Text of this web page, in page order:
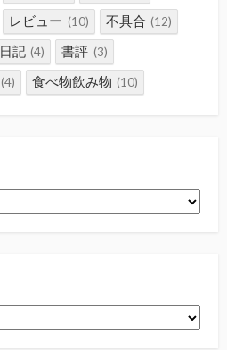
レビュー (10) 不具合 (12)
日記 (4) 書評 (3)
(4) 食べ物飲み物 (10)